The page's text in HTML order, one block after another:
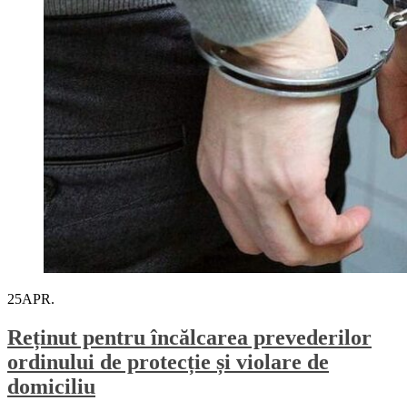
25APR.
Reținut pentru încălcarea prevederilor
ordinului de protecție și violare de
domiciliu